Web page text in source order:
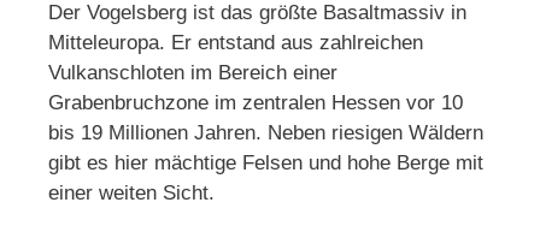
Der Vogelsberg ist das größte Basaltmassiv in
Mitteleuropa. Er entstand aus zahlreichen
Vulkanschloten im Bereich einer
Grabenbruchzone im zentralen Hessen vor 10
bis 19 Millionen Jahren. Neben riesigen Wäldern
gibt es hier mächtige Felsen und hohe Berge mit
einer weiten Sicht.